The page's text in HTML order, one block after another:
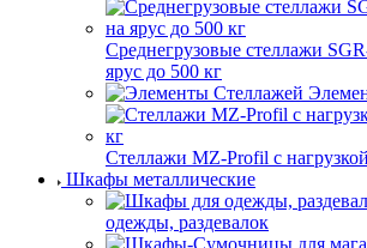
Среднегрузовые стеллажи
ярус до 500 кг
Стеллажи MZ-Profil с
Шкафы металлические
одежды, раздевалок